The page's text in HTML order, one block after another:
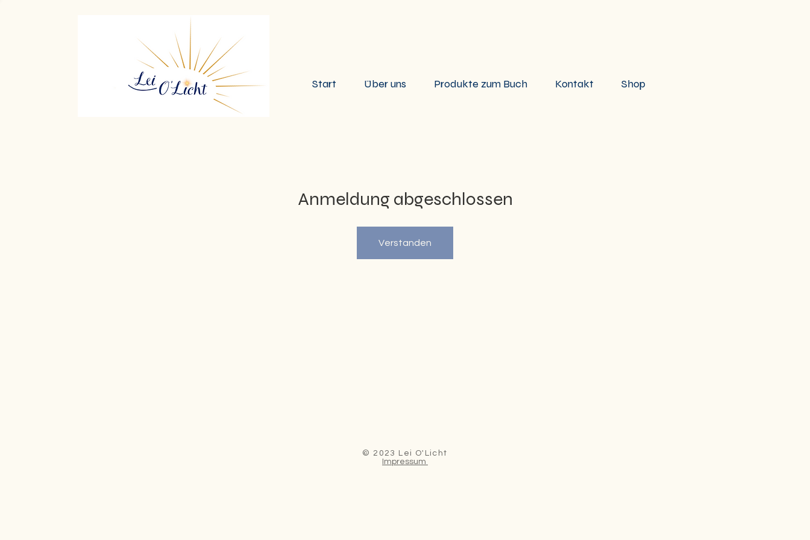
Start Über uns Produkte zum Buch Kontakt Shop
Anmeldung abgeschlossen
Verstanden
© 2023 Lei O'Licht
Impressum